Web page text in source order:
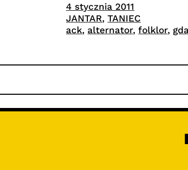
4 stycznia 2011
JANTAR, TANIEC
ack, alternator, folklor,